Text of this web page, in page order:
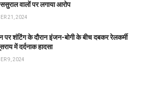
वालों पर लगाया आरोप
21, 2024
पर शंटिंग के दौरान इंजन-बोगी के बीच दबकर रेलकर्मी
में दर्दनाक हादसा
9, 2024